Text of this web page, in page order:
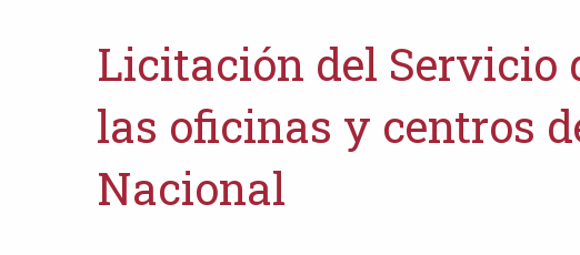
Licitación del Servicio
las oficinas y centros
Nacional